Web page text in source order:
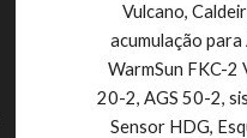
Vulcano,
acumulação para
WarmSun FKC-2
20-2, AGS 50-2,
Sensor HDG,